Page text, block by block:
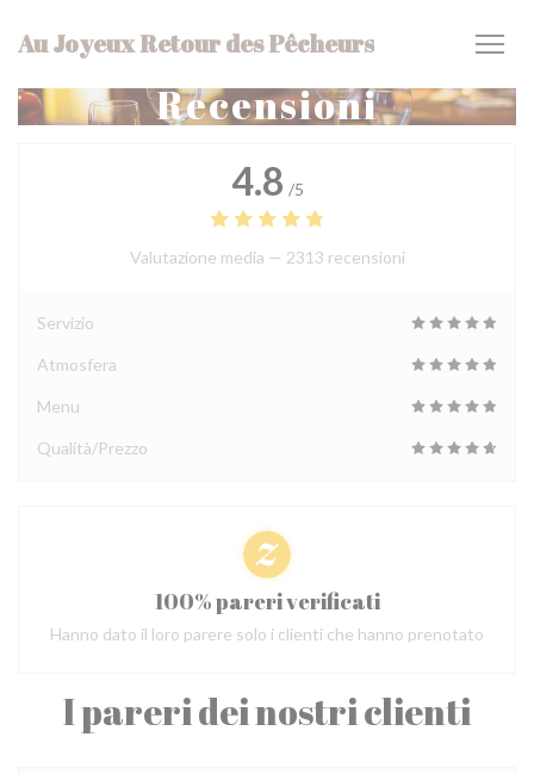
Au Joyeux Retour des Pêcheurs
Recensioni
I pareri dei nostri clienti
4.8 /5
Valutazione media — 2313 recensioni
Servizio
Atmosfera
Menu
Qualità/Prezzo
100% pareri verificati
Hanno dato il loro parere solo i clienti che hanno prenotato